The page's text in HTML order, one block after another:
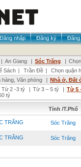
Đăng nhập Đăng ký
Đăng
| An Giang | Sóc Trăng |
Sách | Trần Đề |
Chọn quận
hàng, Văn phòng | Nhà ở, Đất
Từ 2 -3 tỷ | Từ 3 – 5 tỷ | Từ 5
tỷ
Tỉnh /T.Phố
TRĂNG Sóc Trăng
TRĂNG Sóc Trăng